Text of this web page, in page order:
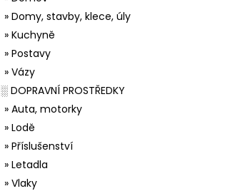
» Domy, stavby, klece, úly
» Kuchyně
» Postavy
» Vázy
░ DOPRAVNÍ PROSTŘEDKY
» Auta, motorky
» Lodě
» Příslušenství
» Letadla
» Vlaky